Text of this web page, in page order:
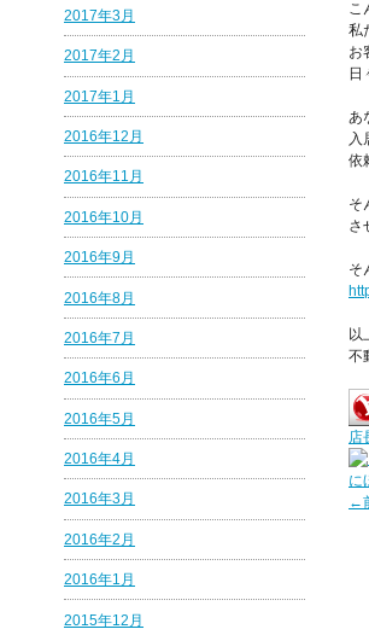
こ
私
お
日
あ
入
依
そ
さ
そ
以
不
店
に
←
2017年3月
2017年2月
2017年1月
2016年12月
2016年11月
2016年10月
2016年9月
2016年8月
2016年7月
2016年6月
2016年5月
2016年4月
2016年3月
2016年2月
2016年1月
2015年12月